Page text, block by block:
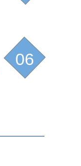
06